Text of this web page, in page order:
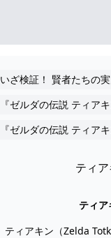
いざ検証！ 賢者たちの
ティ
ティア
ティアキン（Zelda